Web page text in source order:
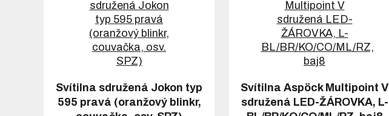
Svítilna sdružená Jokon typ
595 pravá (oranžový blinkr,
Svítilna Aspöck Multipoint V
sdružená LED-ŽÁROVKA, L-